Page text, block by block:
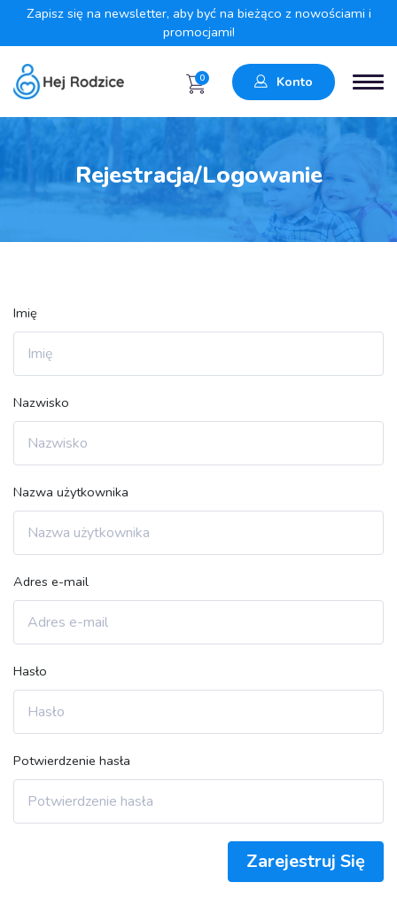
Zapisz się na newsletter, aby być na bieżąco z nowościami i
promocjami!
0 Konto
Rejestracja/Logowanie
Imię
Nazwisko
Nazwa użytkownika
Adres e-mail
Hasło
Potwierdzenie hasła
Zarejestruj Się